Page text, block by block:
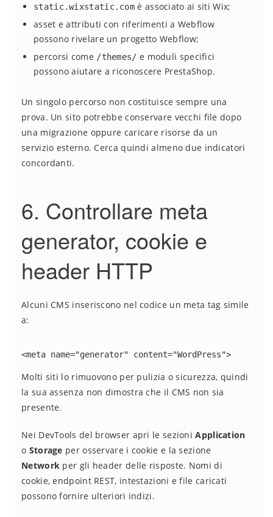
static.wixstatic.com è associato ai siti Wix;
asset e attributi con riferimenti a Webflow
possono rivelare un progetto Webflow;
percorsi come /themes/ e moduli specifici
possono aiutare a riconoscere PrestaShop.
Un singolo percorso non costituisce sempre una
prova. Un sito potrebbe conservare vecchi file dopo
una migrazione oppure caricare risorse da un
servizio esterno. Cerca quindi almeno due indicatori
concordanti.
6. Controllare meta
generator, cookie e
header HTTP
Alcuni CMS inseriscono nel codice un meta tag simile
a:
<meta name="generator" content="WordPress">
Molti siti lo rimuovono per pulizia o sicurezza, quindi
la sua assenza non dimostra che il CMS non sia
presente.
Nei DevTools del browser apri le sezioniApplication
o Storage per osservare i cookie e la sezione
Network per gli header delle risposte. Nomi di
cookie, endpoint REST, intestazioni e file caricati
possono fornire ulteriori indizi.